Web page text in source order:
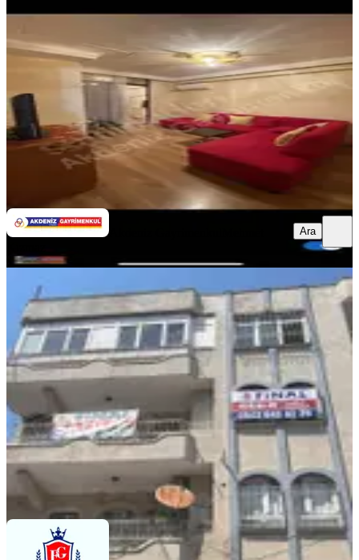
Seyhan, Reşatbey Mahallesi
1+1·55 m² ·5. Kat·06.08.2026
22.000 ₺
Akdeniz Gayrimenkul Mehmet Kızmaz
Ara
Şakirpaşa Caddesi Üzerinde Xx Large
Masrafsız 3+1 Daire
Seyhan, Şakirpaşa Mahallesi
3+1·175 m² Müstakil 06.08.2026
11.000 ₺
FİNAL GAYRİMENKUL mustafa emir özer
Ara